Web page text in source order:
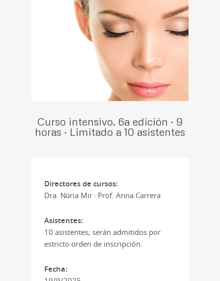
Curso intensivo. 6a edición · 9
horas · Limitado a 10 asistentes
Directores de cursos:
Dra. Núria Mir · Prof. Anna Carrera
Asistentes:
10 asistentes; serán admitidos por
estricto orden de inscripción.
Fecha: